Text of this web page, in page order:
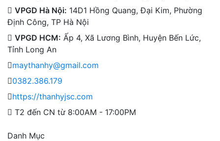
VPGD Hà Nội: 14D1 Hồng Quang, Đại Kim, Phường
Định Công, TP Hà Nội
VPGD HCM: Ấp 4, Xã Lương Bình, Huyện Bến Lức,
Tỉnh Long An
maythanhy@gmail.com
0382.386.179
https://thanhyjsc.com
T2 đến CN từ 8:00AM - 17:00PM
Danh Mục